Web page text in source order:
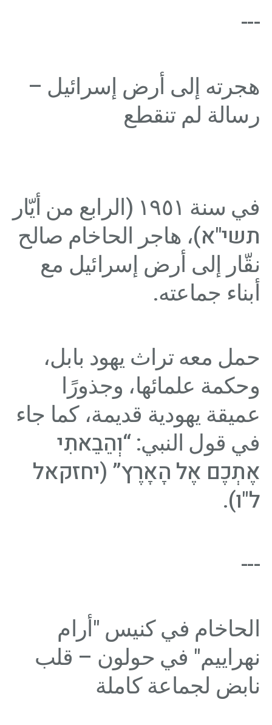
---
هجرته إلى أرض إسرائيل –
رسالة لم تنقطع
في سنة ١٩٥١ (الرابع من أيّار
תשי"א)، هاجر الحاخام صالح
نقّار إلى أرض إسرائيل مع
أبناء جماعته.
حمل معه تراث يهود بابل،
وحكمة علمائها، وجذورًا
عميقة يهودية قديمة، كما جاء
في قول النبي: “וְהֵבֵאתִי
אֶתְכֶם אֶל הָאָרֶץ” (יחזקאל
ל"ו).
---
الحاخام في كنيس "أرام
نهراييم" في حولون – قلب
نابض لجماعة كاملة